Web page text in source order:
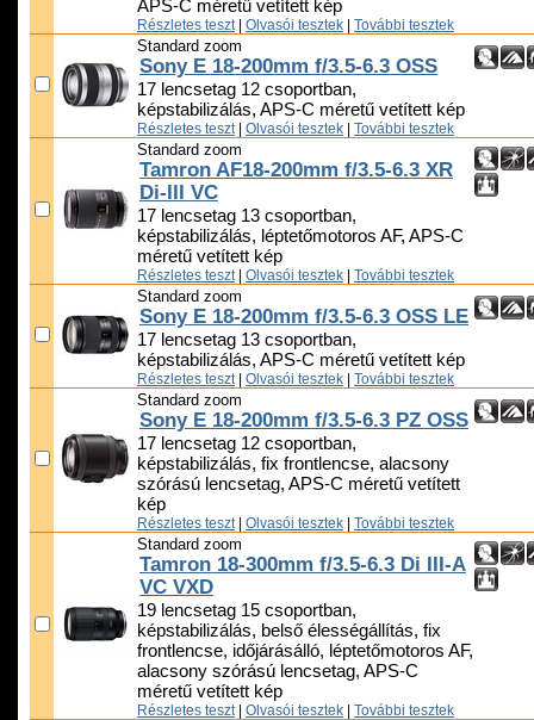
APS-C méretű vetített kép
Részletes teszt Olvasói tesztek További tesztek
Standard zoom
Sony E 18-200mm f/3.5-6.3 OSS
17 lencsetag 12 csoportban,
képstabilizálás, APS-C méretű vetített kép
Részletes teszt Olvasói tesztek További tesztek
Standard zoom
Tamron AF18-200mm f/3.5-6.3 XR
Di-III VC
17 lencsetag 13 csoportban,
képstabilizálás, léptetőmotoros AF, APS-C
méretű vetített kép
Részletes teszt Olvasói tesztek További tesztek
Standard zoom
Sony E 18-200mm f/3.5-6.3 OSS LE
17 lencsetag 13 csoportban,
képstabilizálás, APS-C méretű vetített kép
Részletes teszt Olvasói tesztek További tesztek
Standard zoom
Sony E 18-200mm f/3.5-6.3 PZ OSS
17 lencsetag 12 csoportban,
képstabilizálás, fix frontlencse, alacsony
szórású lencsetag, APS-C méretű vetített
kép
Részletes teszt Olvasói tesztek További tesztek
Standard zoom
Tamron 18-300mm f/3.5-6.3 Di III-A
VC VXD
19 lencsetag 15 csoportban,
képstabilizálás, belső élességállítás, fix
frontlencse, időjárásálló, léptetőmotoros AF,
alacsony szórású lencsetag, APS-C
méretű vetített kép
Részletes teszt Olvasói tesztek További tesztek